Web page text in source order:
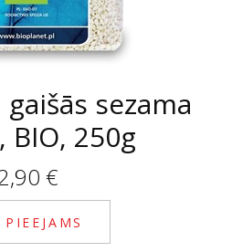
sezama
BIO, 250g
€